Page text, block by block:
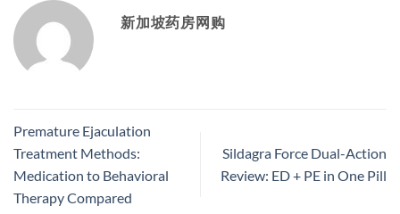
新加坡药房网购
Premature Ejaculation
Treatment Methods:
Medication to Behavioral
Therapy Compared
Sildagra Force Dual-Action
Review: ED + PE in One Pill